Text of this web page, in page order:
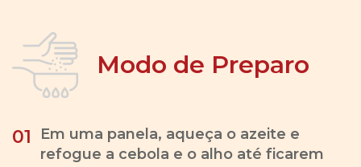
Modo de Preparo
01
Em uma panela, aqueça o azeite e
refogue a cebola e o alho até ficarem